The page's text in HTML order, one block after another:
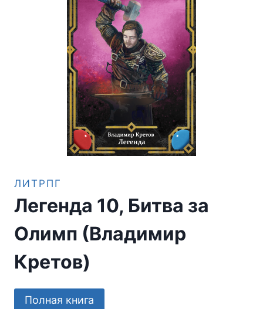
ЛИТРПГ
Легенда 10, Битва за
Олимп (Владимир
Кретов)
Полная книга